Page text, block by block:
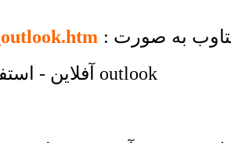
: راهنمای استفاده از سرویس ایمیل شرکت یکتاوب به صورت
آفلاین - استفاده از outlook